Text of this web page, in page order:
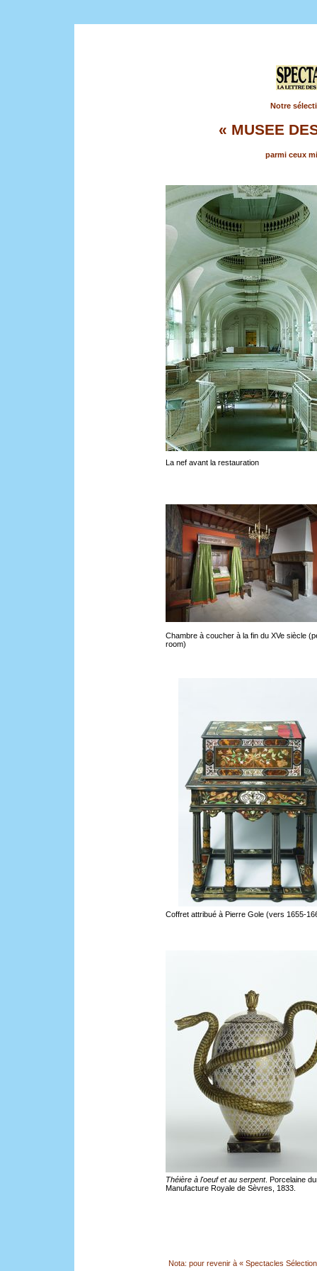
Notre
« MUSEE
parmi ceux
La nef avant la restauration
Chambre à coucher à la fin du XVe siècle
room)
Coffret attribué à Pierre Gole (vers 1655-
Théière à l'oeuf et au serpent. Porcelaine
Manufacture Royale de Sèvres, 1833.
Nota: pour revenir à « Spectacles